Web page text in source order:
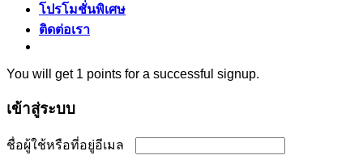
โปรโมชั่นพิเศษ
ติดต่อเรา
You will get 1 points for a successful signup.
เข้าสู่ระบบ
ชื่อผู้ใช้หรือที่อยู่อีเมล